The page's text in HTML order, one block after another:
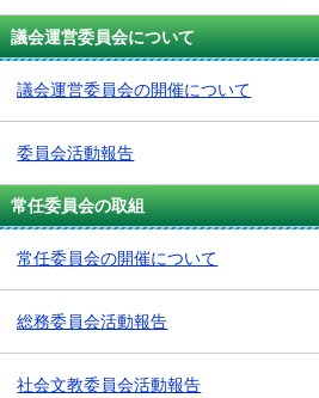
議会運営委員会について
議会運営委員会の開催について
委員会活動報告
常任委員会の取組
常任委員会の開催について
総務委員会活動報告
社会文教委員会活動報告